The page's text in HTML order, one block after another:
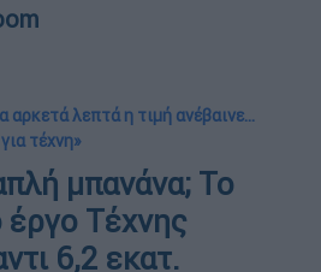
αρκετά λεπτά η τιμή ανέβαινε...
τέχνη»
μπανάνα; Το
Τέχνης
6,2 εκατ.